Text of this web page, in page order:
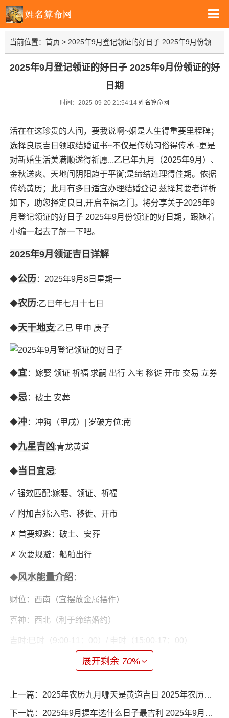
当前位置： 首页 > 2025年9月登记领证的好日子 2025年9月份领证的好日期
2025年9月登记领证的好日子 2025年9月份领证的好
日期
时间：2025-09-20 21:54:14 姓名算命网
活在在这珍贵的人间，要我说啊~姻是人生得重要里程碑；
选择良辰吉日领取结婚证书~不仅是传统习俗得传承 -更是
对新婚生活美满顺遂得祈愿...乙巳年九月（2025年9月）、
金秋送爽、天地间阴阳趋于平衡;是缔结连理得佳期。依据
传统黄历；此月有多日适宜办理结婚登记 兹择其要者详析
如下，助您择定良日,开启幸福之门。将分享关于2025年9
月登记领证的好日子 2025年9月份领证的好日期，跟随着
小编一起去了解一下吧。
2025年9月领证吉日详解
◆公历 ：2025年9月8日星期一
◆农历:乙巳年七月十七日
◆天干地支:乙巳 甲申 庚子
◆宜：嫁娶 领证 祈福 求嗣 出行 入宅 移徙 开市 交易 立券
◆忌：破土 安葬
◆冲：冲狗（甲戌）| 岁破方位:南
◆九星吉凶:青龙黄道
◆当日宜忌:
✓ 强效匹配:嫁娶、领证、祈福
✓ 附加吉兆:入宅、移徙、开市
✗ 首要规避：破土、安葬
✗ 次要规避：船舶出行
◆风水能量介绍：
财位：西南（宜摆放金属摆件）
喜神：西北（利于缔结婚约）
吉时:巳时（9:00-11：00）/ 申时（15:00-17：00）
:2025年9月12日星期五
◆天干地支:乙巳 乙酉 甲申
展开剩余 70%
上一篇： 2025年农历九月哪天是黄道吉日 2025年农历九月黄道吉日一览表
下一篇： 2025年9月提车选什么日子最吉利 2025年9月提车的最佳日子